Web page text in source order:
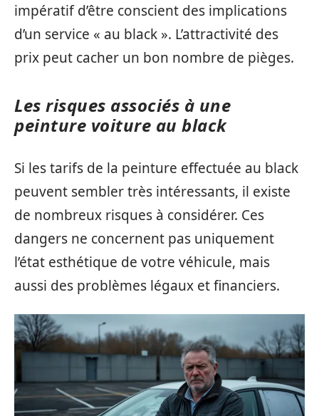
impératif d’être conscient des implications
d’un service « au black ». L’attractivité des
prix peut cacher un bon nombre de pièges.
Les risques associés à une
peinture voiture au black
Si les tarifs de la peinture effectuée au black
peuvent sembler très intéressants, il existe
de nombreux risques à considérer. Ces
dangers ne concernent pas uniquement
l’état esthétique de votre véhicule, mais
aussi des problèmes légaux et financiers.